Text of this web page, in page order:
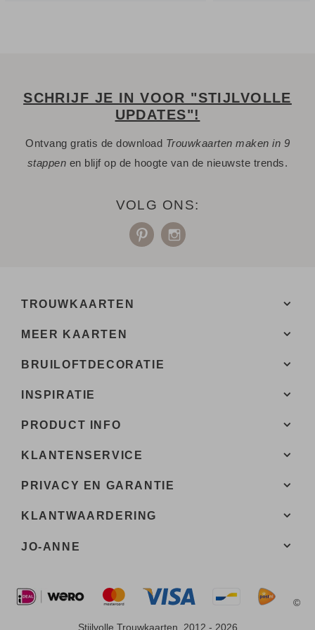
SCHRIJF JE IN VOOR "STIJLVOLLE
UPDATES"!
Ontvang gratis de download Trouwkaarten maken in 9
stappen en blijf op de hoogte van de nieuwste trends.
VOLG ONS:
TROUWKAARTEN
MEER KAARTEN
BRUILOFTDECORATIE
INSPIRATIE
PRODUCT INFO
KLANTENSERVICE
PRIVACY EN GARANTIE
KLANTWAARDERING
JO-ANNE
©
Stijlvolle Trouwkaarten, 2012 - 2026